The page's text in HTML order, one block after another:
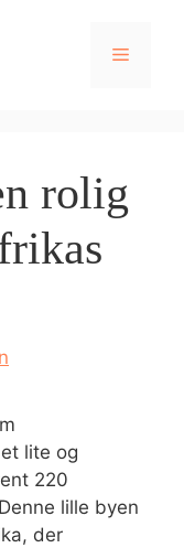
Meny
rolig
lite og
220
lille byen
der